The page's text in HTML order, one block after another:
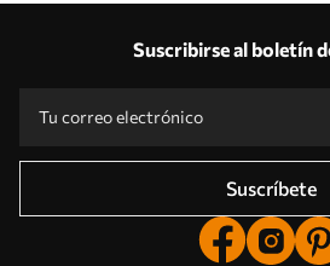
Suscribirse al boletín
Suscríbete